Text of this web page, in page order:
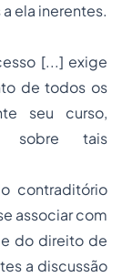
ela inerentes.
[...] exige
de todos os
seu curso,
sobre tais
contraditório
associar com
do direito de
a discussão